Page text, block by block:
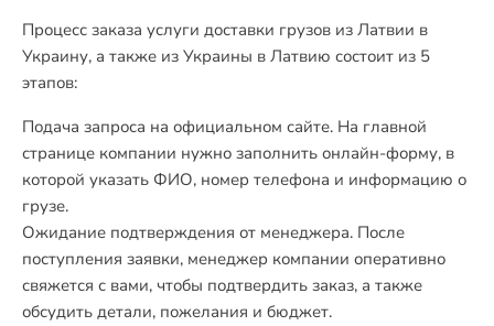
Процесс заказа услуги доставки грузов из Латвии в
Украину, а также из Украины в Латвию состоит из 5
этапов:
Подача запроса на официальном сайте. На главной
странице компании нужно заполнить онлайн-форму, в
которой указать ФИО, номер телефона и информацию о
грузе.
Ожидание подтверждения от менеджера. После
поступления заявки, менеджер компании оперативно
свяжется с вами, чтобы подтвердить заказ, а также
обсудить детали, пожелания и бюджет.